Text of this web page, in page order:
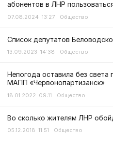
абонентов в ЛНР
07.08.2024 13:27 Общество
Список депутатов
13.09.2023 14:38 Общество
Непогода оставила без света
МАПП «Червонопартизанск»
18.01.2022 09:11 Общество
Во сколько жителям ЛНР
05.12.2018 11:51 Общество